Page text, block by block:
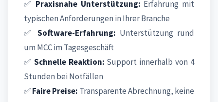
✅ Praxisnahe Unterstützung: Erfahrung mit
typischen Anforderungen in Ihrer Branche
✅ Software-Erfahrung: Unterstützung rund
um MCC im Tagesgeschäft
✅ Schnelle Reaktion: Support innerhalb von 4
Stunden bei Notfällen
✅Faire Preise: Transparente Abrechnung, keine